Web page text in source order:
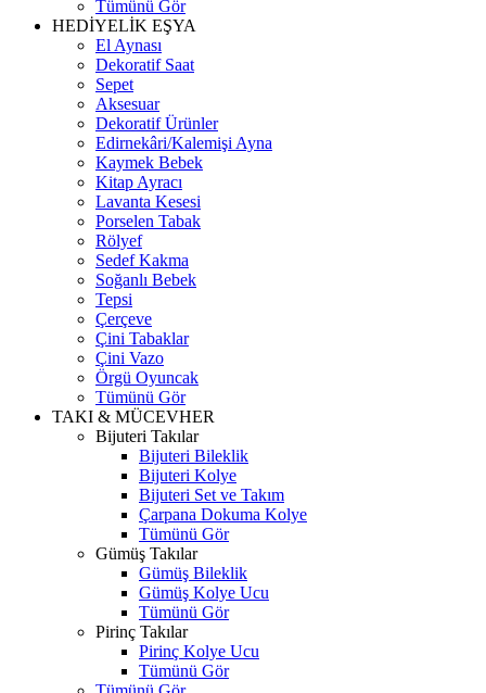
Tümünü Gör
HEDİYELİK EŞYA
El Aynası
Dekoratif Saat
Sepet
Aksesuar
Dekoratif Ürünler
Edirnekâri/Kalemişi Ayna
Kaymek Bebek
Kitap Ayracı
Lavanta Kesesi
Porselen Tabak
Rölyef
Sedef Kakma
Soğanlı Bebek
Tepsi
Çerçeve
Çini Tabaklar
Çini Vazo
Örgü Oyuncak
Tümünü Gör
TAKI & MÜCEVHER
Bijuteri Takılar
Bijuteri Bileklik
Bijuteri Kolye
Bijuteri Set ve Takım
Çarpana Dokuma Kolye
Tümünü Gör
Gümüş Takılar
Gümüş Bileklik
Gümüş Kolye Ucu
Tümünü Gör
Pirinç Takılar
Pirinç Kolye Ucu
Tümünü Gör